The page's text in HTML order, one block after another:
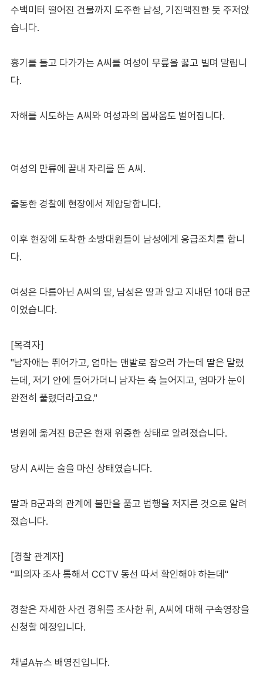
수백미터 떨어진 건물까지 도주한 남성, 기진맥진한 듯 주저앉
습니다.
흉기를 들고 다가가는 A씨를 여성이 무릎을 꿇고 빌며 말립니
다.
자해를 시도하는 A씨와 여성과의 몸싸움도 벌어집니다.
여성의 만류에 끝내 자리를 뜬 A씨.
출동한 경찰에 현장에서 제압당합니다.
이후 현장에 도착한 소방대원들이 남성에게 응급조치를 합니
다.
여성은 다름아닌 A씨의 딸, 남성은 딸과 알고 지내던 10대 B군
이었습니다.
[목격자]
"남자애는 뛰어가고, 엄마는 맨발로 잡으러 가는데 딸은 말렸
는데, 저기 안에 들어가더니 남자는 축 늘어지고, 엄마가 눈이
완전히 풀렸더라고요."
병원에 옮겨진 B군은 현재 위중한 상태로 알려졌습니다.
당시 A씨는 술을 마신 상태였습니다.
딸과 B군과의 관계에 불만을 품고 범행을 저지른 것으로 알려
졌습니다.
[경찰 관계자]
"피의자 조사 통해서 CCTV 동선 따서 확인해야 하는데"
경찰은 자세한 사건 경위를 조사한 뒤, A씨에 대해 구속영장을
신청할 예정입니다.
채널A뉴스 배영진입니다.